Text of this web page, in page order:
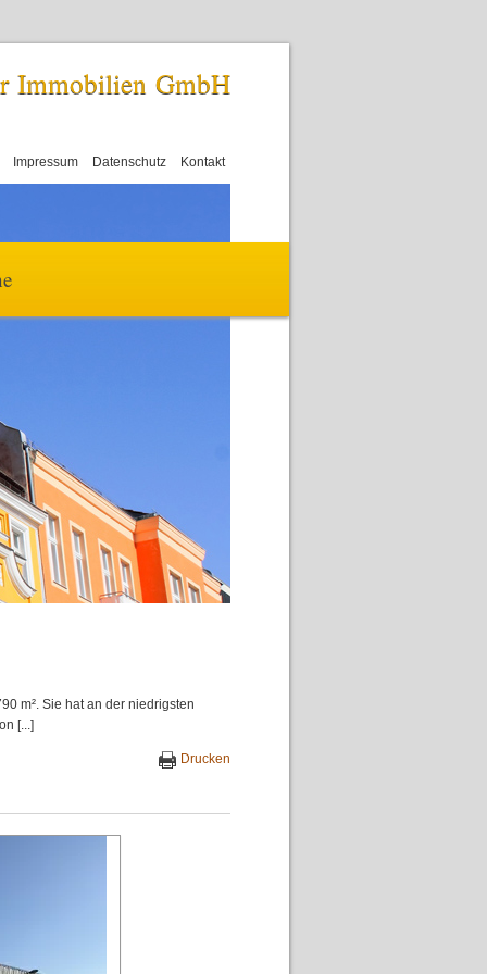
Immobilien GmbH
Impressum Datenschutz Kontakt
m². Sie hat an der niedrigsten
[...]
Drucken